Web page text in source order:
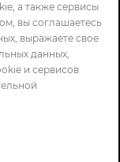
а также сервисы
вы соглашаетесь
выражаете свое
данных,
и сервисов